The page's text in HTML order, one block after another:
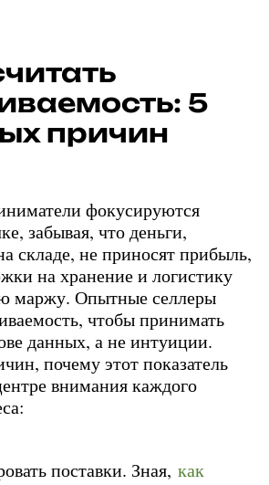
5
причин
фокусируются
забывая, что деньги,
складе, не приносят прибыль,
на хранение и логистику
маржу. Опытные селлеры
чтобы принимать
данных, а не интуиции.
почему этот показатель
внимания каждого
поставки. Зная, как